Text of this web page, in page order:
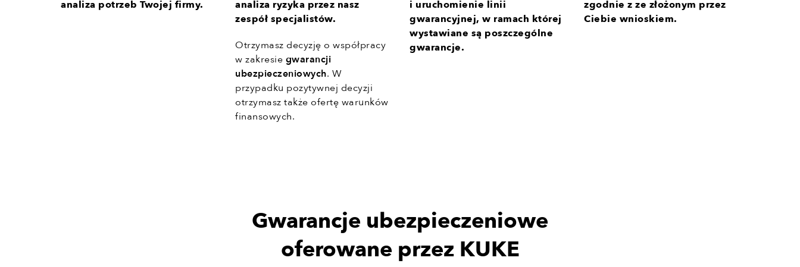
analiza potrzeb Twojej firmy.
analiza ryzyka przez nasz
zespół specjalistów.
Otrzymasz decyzję o współpracy
w zakresie gwarancji
ubezpieczeniowych. W
przypadku pozytywnej decyzji
otrzymasz także ofertę warunków
finansowych.
i uruchomienie linii
gwarancyjnej, w ramach której
wystawiane są poszczególne
gwarancje.
zgodnie z ze złożonym przez
Ciebie wnioskiem.
Gwarancje ubezpieczeniowe
oferowane przez KUKE